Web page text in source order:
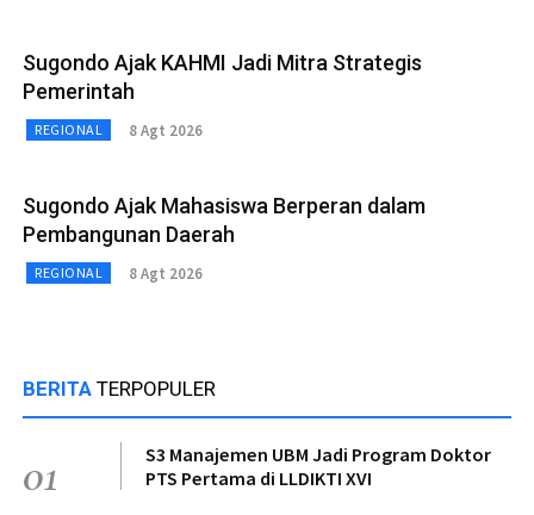
Sugondo Ajak KAHMI Jadi Mitra Strategis
Pemerintah
REGIONAL 8 Agt 2026
Sugondo Ajak Mahasiswa Berperan dalam
Pembangunan Daerah
REGIONAL 8 Agt 2026
BERITA TERPOPULER
01
S3 Manajemen UBM Jadi Program Doktor
PTS Pertama di LLDIKTI XVI